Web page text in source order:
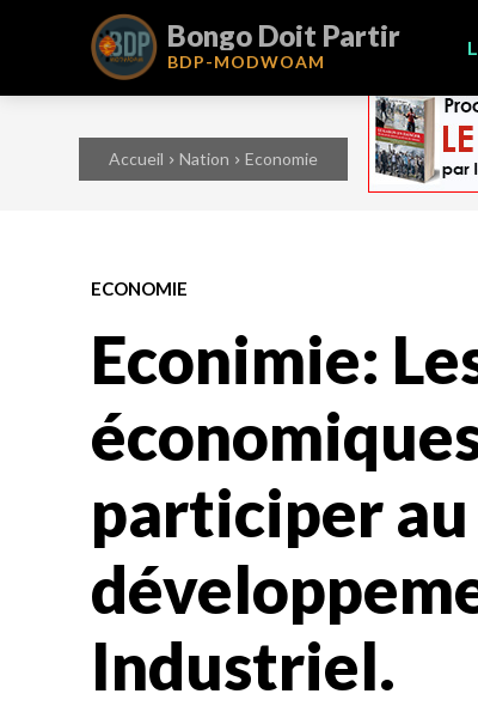
Bongo Doit Partir
BDP-MODWOAM
Accueil Nation Economie
ECONOMIE
Econimie:
participer au
Industriel.